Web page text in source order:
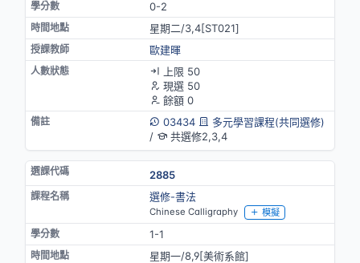
0-2
星期二/3,4[ST021]
歐建暉
上限 50
現選 50
餘額 0
03434
多元學習課程(共同選修)
/
共選修2,3,4
2885
選修-書法
Chinese Calligraphy 模擬
1-1
星期一/8,9[美術系館]